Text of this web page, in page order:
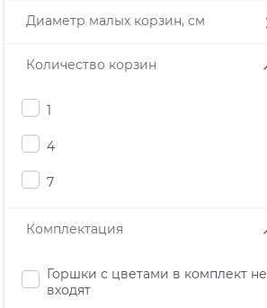
Диаметр малых корзин, см
Количество корзин
1
4
7
Комплектация
Горшки с цветами в комплект не
входят